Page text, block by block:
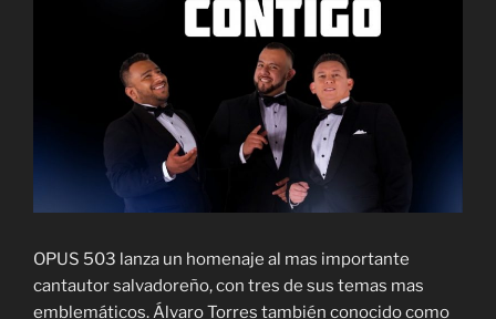
OPUS 503 lanza un homenaje al mas importante
cantautor salvadoreño, con tres de sus temas mas
emblemáticos. Álvaro Torres también conocido como